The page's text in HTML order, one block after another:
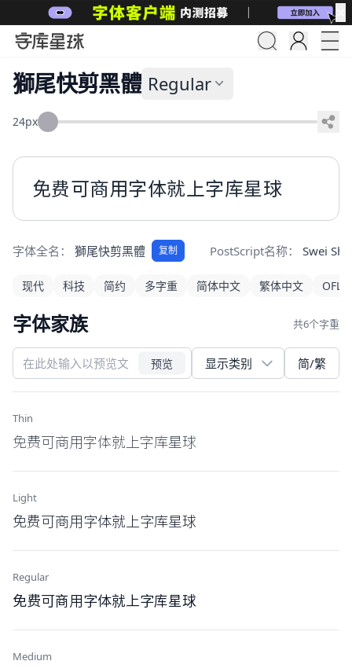
獅尾快剪黑體 Regular
24px
免费可商用字体就上字库星球
字体全名： 獅尾快剪黑體 复制 PostScript名称： Swei
现代 科技 简约 多字重 简体中文 繁体中文 OFL
字体家族 共6个字重
预览 简/繁
Thin
免费可商用字体就上字库星球
Light
免费可商用字体就上字库星球
Regular
免费可商用字体就上字库星球
Medium